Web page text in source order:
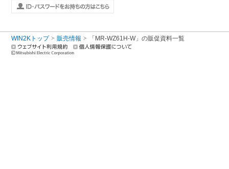
WIN2Kトップ 販売情報 「MR-WZ61H-W」の販促資料一覧